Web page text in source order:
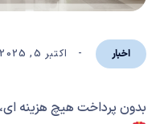
اخبار اکتبر 5, 2025
بدون پرداخت هیچ هزینه